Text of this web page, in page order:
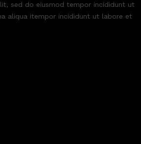
sed do eiusmod tempor incididunt ut
aliqua itempor incididunt ut labore et